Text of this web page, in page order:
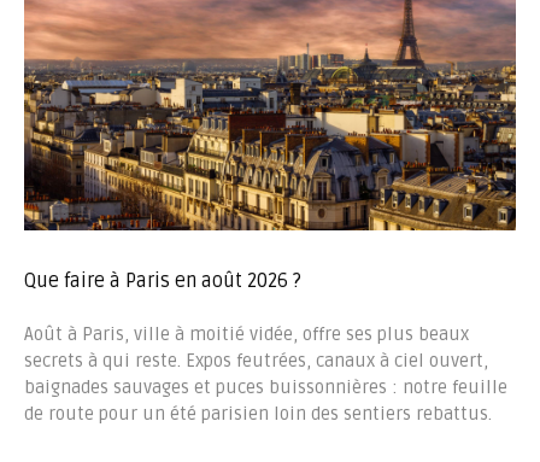
Que faire à Paris en août 2026 ?
Août à Paris, ville à moitié vidée, offre ses plus beaux
secrets à qui reste. Expos feutrées, canaux à ciel ouvert,
baignades sauvages et puces buissonnières : notre feuille
de route pour un été parisien loin des sentiers rebattus.